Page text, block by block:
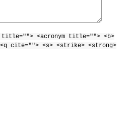
<acronym title=""> <b>
cite=""> <s> <strike> <strong>